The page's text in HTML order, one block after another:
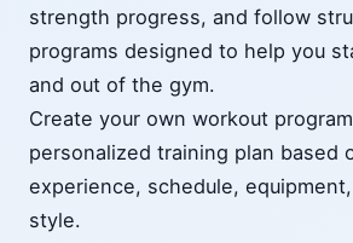
strength progress, and follow
programs designed to help you
and out of the gym.
Create your own workout
personalized training plan based
experience, schedule,
style.